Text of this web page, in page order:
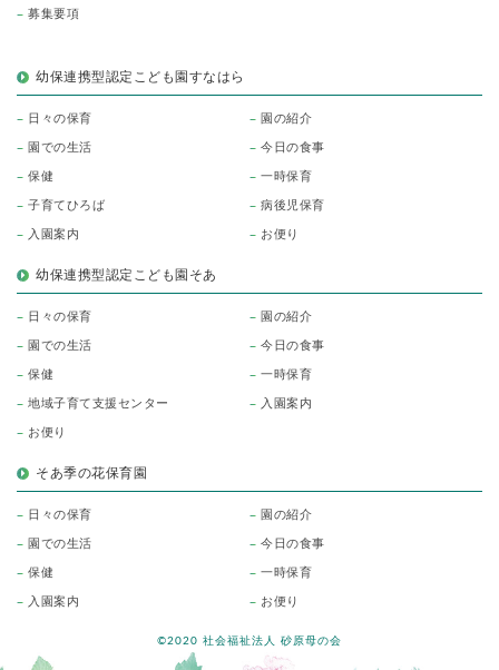
募集要項
幼保連携型認定こども園すなはら
日々の保育 園の紹介
園での生活 今日の食事
保健 一時保育
子育てひろば 病後児保育
入園案内 お便り
幼保連携型認定こども園そあ
日々の保育 園の紹介
園での生活 今日の食事
保健 一時保育
地域子育て支援センター 入園案内
お便り
そあ季の花保育園
日々の保育 園の紹介
園での生活 今日の食事
保健 一時保育
入園案内 お便り
©2020 社会福祉法人 砂原母の会